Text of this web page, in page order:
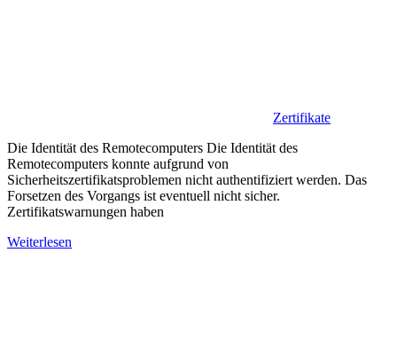
Zertifikate
Die Identität des Remotecomputers Die Identität des
Remotecomputers konnte aufgrund von
Sicherheitszertifikatsproblemen nicht authentifiziert werden. Das
Forsetzen des Vorgangs ist eventuell nicht sicher.
Zertifikatswarnungen haben
Weiterlesen